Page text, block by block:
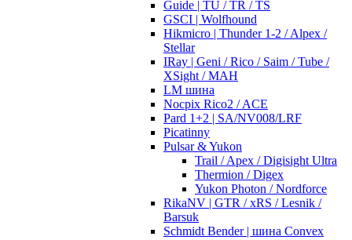
Guide | TU / TR / TS
GSCI | Wolfhound
Hikmicro | Thunder 1-2 / Alpex /
Stellar
IRay | Geni / Rico / Saim / Tube /
XSight / MAH
LM шина
Nocpix Rico2 / ACE
Pard 1+2 | SA/NV008/LRF
Picatinny
Pulsar & Yukon
Trail / Apex / Digisight Ultra
Thermion / Digex
Yukon Photon / Nordforce
RikaNV | GTR / xRS / Lesnik /
Barsuk
Schmidt Bender | шина Convex